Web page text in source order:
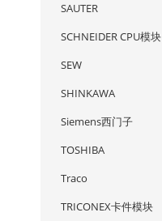
SAUTER
SCHNEIDER CPU模块
SEW
SHINKAWA
Siemens西门子
TOSHIBA
Traco
TRICONEX卡件模块